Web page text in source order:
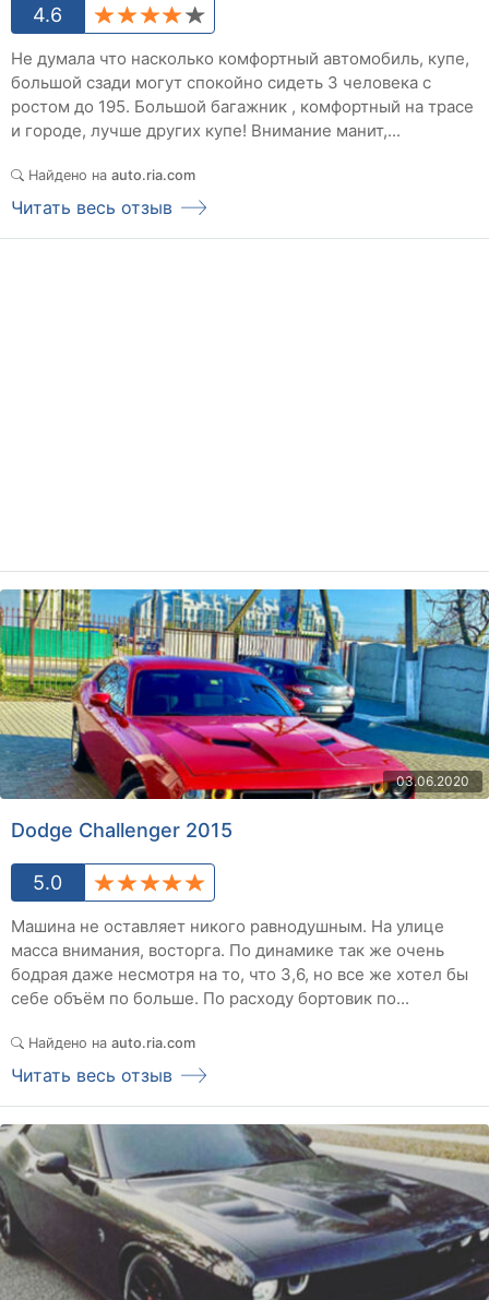
4.6
Не думала что насколько комфортный автомобиль, купе,
большой сзади могут спокойно сидеть 3 человека с
ростом до 195. Большой багажник , комфортный на трасе
и городе, лучше других купе! Внимание манит,...
Найдено на auto.ria.com
Читать весь отзыв
03.06.2020
Dodge Challenger 2015
5.0
Машина не оставляет никого равнодушным. На улице
масса внимания, восторга. По динамике так же очень
бодрая даже несмотря на то, что 3,6, но все же хотел бы
себе объём по больше. По расходу бортовик по...
Найдено на auto.ria.com
Читать весь отзыв